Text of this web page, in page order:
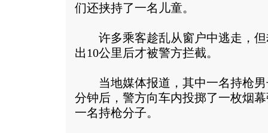
们还挟持了一名儿童。
许多乘客趁乱从窗户中逃走，但
出10公里后才被警方拦截。
当地媒体报道，其中一名持枪男
分钟后，警方向车内投掷了一枚烟
一名持枪分子。